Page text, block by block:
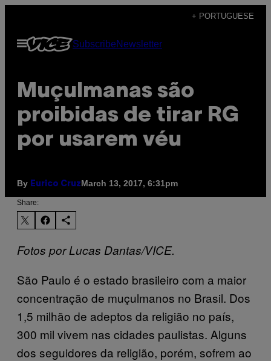
content
+ PORTUGUESE
Open
Menu
SubscribeNewsletter
Muçulmanas são
proibidas de tirar RG
por usarem véu
By Eurico CruzMarch 13, 2017, 6:31pm
Share:
Fotos por Lucas Dantas/VICE.
São Paulo é o estado brasileiro com a maior
concentração de muçulmanos no Brasil. Dos
1,5 milhão de adeptos da religião no país,
300 mil vivem nas cidades paulistas. Alguns
dos seguidores da religião, porém, sofrem ao